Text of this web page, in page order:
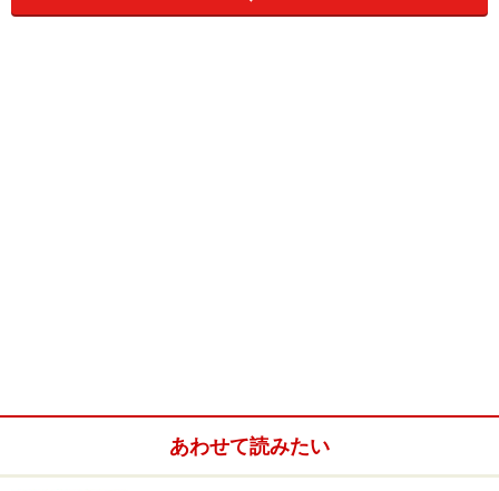
腹巻の由来は神宮(神功)皇后がルーツという説も
あわせて読みたい